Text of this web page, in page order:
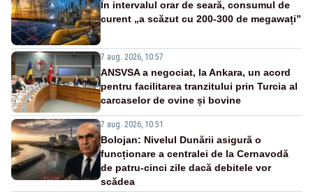
În intervalul orar de seară, consumul de
curent „a scăzut cu 200-300 de megawați”
7 aug. 2026, 10:57
ANSVSA a negociat, la Ankara, un acord
pentru facilitarea tranzitului prin Turcia al
carcaselor de ovine și bovine
7 aug. 2026, 10:51
Bolojan: Nivelul Dunării asigură o
funcționare a centralei de la Cernavodă
de patru-cinci zile dacă debitele vor
scădea